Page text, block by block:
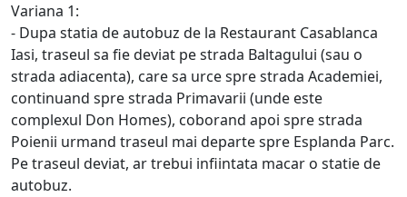
Variana 1:
- Dupa statia de autobuz de la Restaurant Casablanca
Iasi, traseul sa fie deviat pe strada Baltagului (sau o
strada adiacenta), care sa urce spre strada Academiei,
continuand spre strada Primavarii (unde este
complexul Don Homes), coborand apoi spre strada
Poienii urmand traseul mai departe spre Esplanda Parc.
Pe traseul deviat, ar trebui infiintata macar o statie de
autobuz.